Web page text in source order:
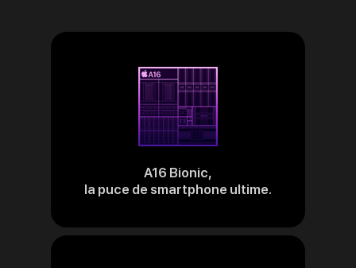
A16 Bionic,
la puce de smartphone ultime.